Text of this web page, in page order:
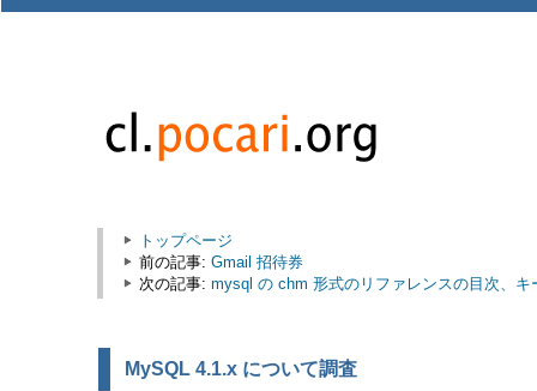
トップページ
前の記事: Gmail 招待券
次の記事: mysql の chm 形式のリファレンスの目次、
MySQL 4.1.x について調査